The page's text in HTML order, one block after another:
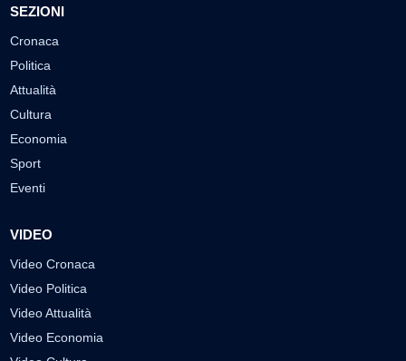
SEZIONI
Cronaca
Politica
Attualità
Cultura
Economia
Sport
Eventi
VIDEO
Video Cronaca
Video Politica
Video Attualità
Video Economia